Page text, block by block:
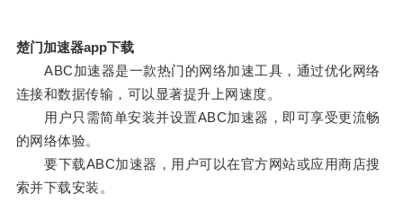
楚门加速器app下载
ABC加速器是一款热门的网络加速工具，通过优化网络
连接和数据传输，可以显著提升上网速度。
用户只需简单安装并设置ABC加速器，即可享受更流畅
的网络体验。
要下载ABC加速器，用户可以在官方网站或应用商店搜
索并下载安装。